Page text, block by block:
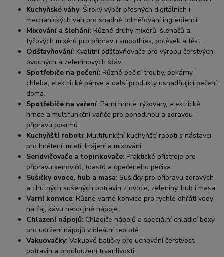
Kuchyňské váhy: Široký výběr přesných digitálních i
mechanických vah pro snadné odměřování ingrediencí.
Mixování a šlehání: Různé druhy mixérů, šlehačů a
tyčových mixérů pro přípravu smoothies, polévek a těst.
Odšťavňování: Kvalitní odšťavňovače pro výrobu čerstvých
ovocných a zeleninových šťáv.
Spotřebiče na pečení: Různé pečicí trouby, pekárny
chleba, elektrické pánve a další produkty usnadňující pečení
doma.
Spotřebiče na vaření: Parní hrnce, rýžovary, elektrické
hrnce a multifunkční vařiče pro pohodlnou a zdravou
přípravu pokrmů.
Kuchyňští roboti: Multifunkční kuchyňští roboti s nástavci
pro hnětení, mletí, krájení a mixování.
Sendvičovače a topinkovače: Praktické přístroje pro
přípravu sendvičů, toastů a opečeného pečiva.
Sušičky ovoce, hub a masa: Sušičky pro přípravu zdravých
a chutných sušených potravin z ovoce, zeleniny, hub i masa.
Varní konvice: Různé varné konvice pro rychlé ohřátí vody
na čaj, kávu nebo jiné nápoje.
Chlazení nápojů: Chladiče nápojů a speciální chladicí boxy
pro udržení nápojů v ideální teplotě.
Vakuovačky: Vakuové baličky pro uchování čerstvosti
potravin a prodloužení trvanlivosti.